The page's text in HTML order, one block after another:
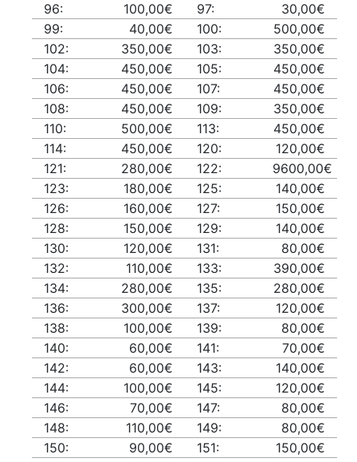
96:
100,00€ 97:
30,00€
99:
40,00€ 100:
500,00€
102:
350,00€ 103:
350,00€
104:
450,00€ 105:
450,00€
106:
450,00€ 107:
450,00€
108:
450,00€ 109:
350,00€
110:
500,00€ 113:
450,00€
114:
450,00€ 120:
120,00€
121:
280,00€ 122:
9600,00€
123:
180,00€ 125:
140,00€
126:
160,00€ 127:
150,00€
128:
150,00€ 129:
140,00€
130:
120,00€ 131:
80,00€
132:
110,00€ 133:
390,00€
134:
280,00€ 135:
280,00€
136:
300,00€ 137:
120,00€
138:
100,00€ 139:
80,00€
140:
60,00€ 141:
70,00€
142:
60,00€ 143:
140,00€
144:
100,00€ 145:
120,00€
146:
70,00€ 147:
80,00€
148:
110,00€ 149:
80,00€
150:
90,00€ 151:
150,00€